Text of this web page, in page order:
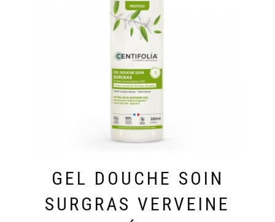
GEL DOUCHE SOIN
SURGRAS VERVEINE